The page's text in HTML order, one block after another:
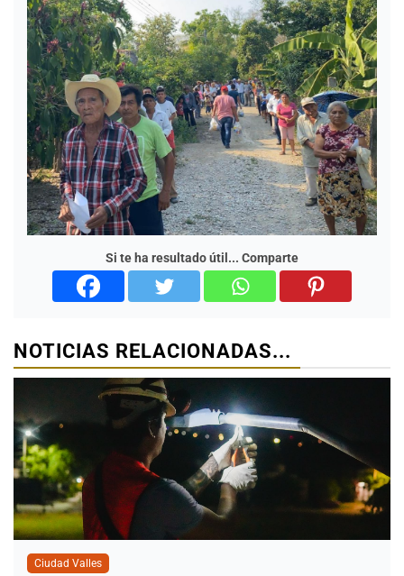
Si te ha resultado útil... Comparte
NOTICIAS RELACIONADAS...
Ciudad Valles